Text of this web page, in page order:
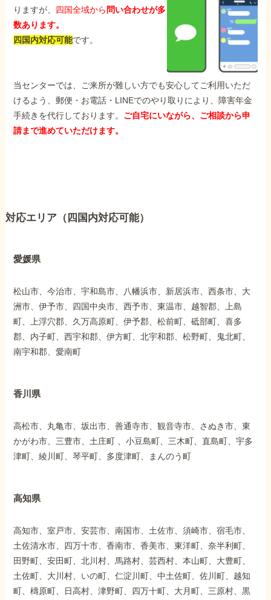
りますが、 四国全域から 問い合わせが多
数あります。
四国内対応可能です。
当センターでは、ご来所が難しい方でも安心してご利用いただ
けるよう、郵便・お電話・LINEでのやり取りにより、障害年金
手続きを代行しております。 ご自宅にいながら、ご相談から申
請まで進めていただけます。
対応エリア（四国内対応可能）
愛媛県
松山市、今治市、宇和島市、八幡浜市、新居浜市、西条市、大
洲市、伊予市、四国中央市、西予市、東温市、越智郡、上島
町、上浮穴郡、久万高原町、伊予郡、松前町、砥部町、喜多
郡、内子町、西宇和郡、伊方町、北宇和郡、松野町、鬼北町、
南宇和郡、愛南町
香川県
高松市、丸亀市、坂出市、善通寺市、観音寺市、さぬき市、東
かがわ市、三豊市、土庄町 、小豆島町、三木町、直島町、宇多
津町、綾川町、琴平町、多度津町、まんのう町
高知県
高知市、室戸市、安芸市、南国市、土佐市、須崎市、宿毛市、
土佐清水市、四万十市、香南市、香美市、東洋町、奈半利町、
田野町、安田町、北川村、馬路村、芸西村、本山町、大豊町、
土佐町、大川村、いの町、仁淀川町、中土佐町、佐川町、越知
町、檮原町、日高村、津野町、四万十町、大月町、三原村、黒